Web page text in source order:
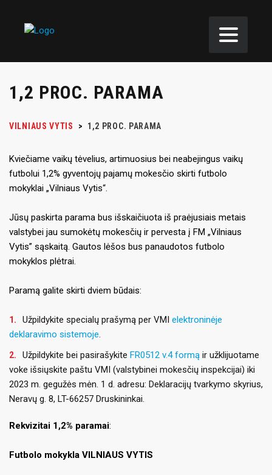
1,2 PROC. PARAMA
VILNIAUS VYTIS > 1,2 PROC. PARAMA
Kviečiame vaikų tėvelius, artimuosius bei neabejingus vaikų
futbolui 1,2% gyventojų pajamų mokesčio skirti futbolo
mokyklai „Vilniaus Vytis“.
Jūsų paskirta parama bus išskaičiuota iš praėjusiais metais
valstybei jau sumokėtų mokesčių ir pervesta į FM „Vilniaus
Vytis” sąskaitą. Gautos lėšos bus panaudotos futbolo
mokyklos plėtrai.
Paramą galite skirti dviem būdais:
Užpildykite specialų prašymą per VMI elektroninėje
deklaravimo sistemoje.
Užpildykite bei pasirašykite FR0512 v.4 formą ir užklijuotame
voke išsiųskite paštu VMI (valstybinei mokesčių inspekcijai) iki
2023 m. gegužės mėn. 1 d. adresu: Deklaracijų tvarkymo skyrius,
Neravų g. 8, LT-66257 Druskininkai.
Rekvizitai 1,2% paramai:
Futbolo mokykla VILNIAUS VYTIS